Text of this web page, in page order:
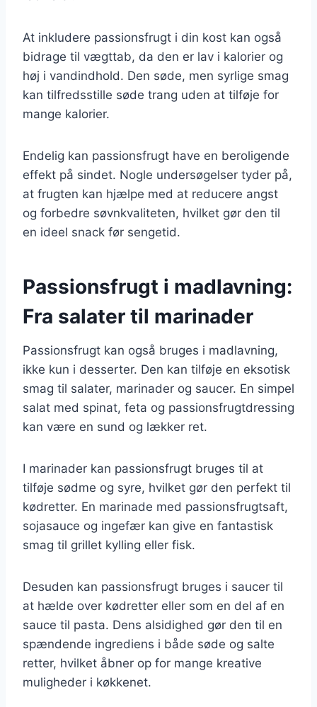
At inkludere passionsfrugt i din kost kan også
bidrage til vægttab, da den er lav i kalorier og
høj i vandindhold. Den søde, men syrlige smag
kan tilfredsstille søde trang uden at tilføje for
mange kalorier.
Endelig kan passionsfrugt have en beroligende
effekt på sindet. Nogle undersøgelser tyder på,
at frugten kan hjælpe med at reducere angst
og forbedre søvnkvaliteten, hvilket gør den til
en ideel snack før sengetid.
Passionsfrugt i madlavning:
Fra salater til marinader
Passionsfrugt kan også bruges i madlavning,
ikke kun i desserter. Den kan tilføje en eksotisk
smag til salater, marinader og saucer. En simpel
salat med spinat, feta og passionsfrugtdressing
kan være en sund og lækker ret.
I marinader kan passionsfrugt bruges til at
tilføje sødme og syre, hvilket gør den perfekt til
kødretter. En marinade med passionsfrugtsaft,
sojasauce og ingefær kan give en fantastisk
smag til grillet kylling eller fisk.
Desuden kan passionsfrugt bruges i saucer til
at hælde over kødretter eller som en del af en
sauce til pasta. Dens alsidighed gør den til en
spændende ingrediens i både søde og salte
retter, hvilket åbner op for mange kreative
muligheder i køkkenet.